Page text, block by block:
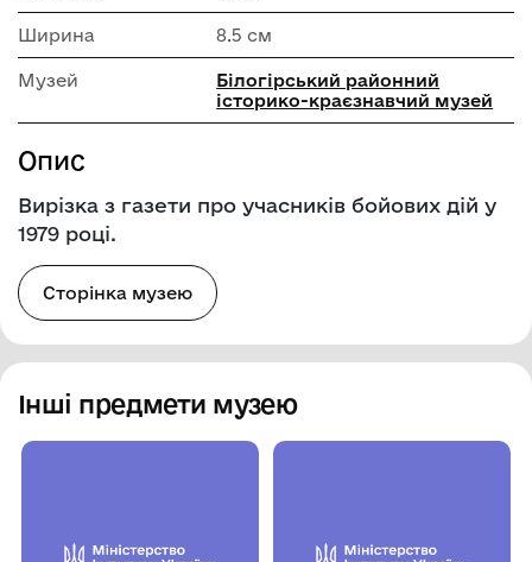
Ширина 8.5 см
Музей
Білогірський районний
історико-краєзнавчий музей
Опис
Вирізка з газети про учасників бойових дій у
1979 році.
Сторінка музею
Інші предмети музею